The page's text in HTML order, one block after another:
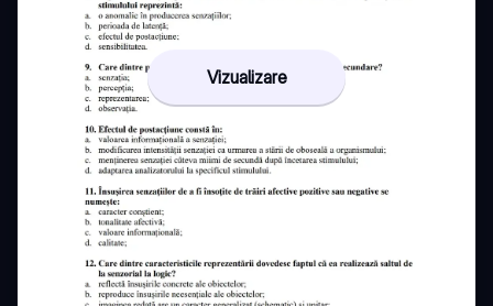
Vizualizare